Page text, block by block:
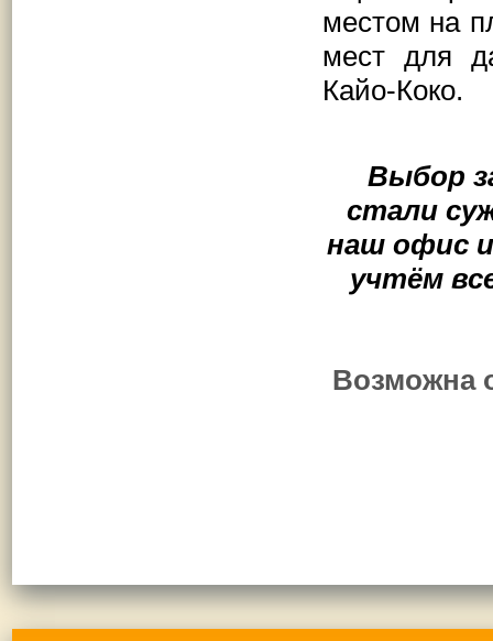
местом на
мест для
Кайо-Коко.
Выбор
стали
наш офис
учтём
Возможна